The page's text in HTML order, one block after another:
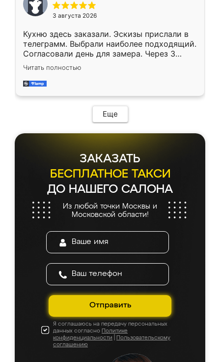
3 августа 2026
Кухню здесь заказали. Эскизы прислали в
телеграмм. Выбрали наиболее подходящий.
Согласовали день для замера. Через 3
недели кухня была уже готова. Остались
довольны работой. Спасибо Ренессанс
мебель за качественную работу!
Читать полностью
Еще
ЗАКАЗАТЬ
БЕСПЛАТНОЕ ТАКСИ
ДО НАШЕГО САЛОНА
Из любой точки Москвы и
Московской области!
Отправить
Я соглашаюсь на передачу персональных
данных согласно Политике
конфиденциальности
Пользовательскому
соглашению